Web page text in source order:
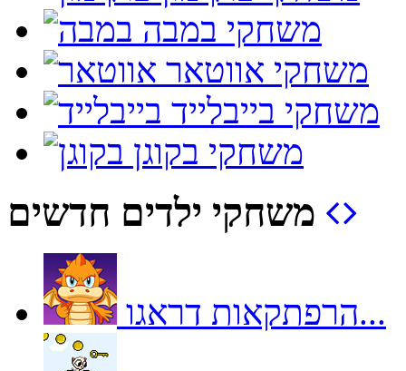
משחקי במבה
משחקי אווטאר
משחקי בייבלייד
משחקי בקוגן
הרפתקאות דראגו...